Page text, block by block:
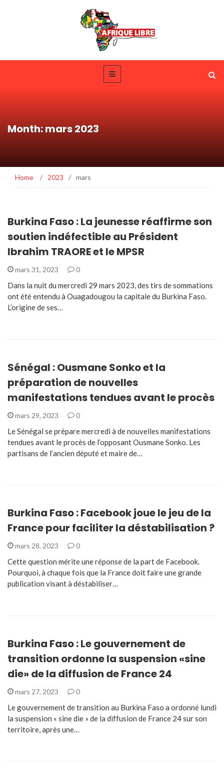
Month: mars 2023
Home / 2023 / mars
Burkina Faso : La jeunesse réaffirme son
soutien indéfectible au Président
Ibrahim TRAORE et le MPSR
mars 31, 2023 0
Dans la nuit du mercredi 29 mars 2023, des tirs de sommations
ont été entendu à Ouagadougou la capitale du Burkina Faso.
L’origine de ses…
Sénégal : Ousmane Sonko et la
préparation de nouvelles
manifestations tendues avant le procès
mars 29, 2023 0
Le Sénégal se prépare mercredi à de nouvelles manifestations
tendues avant le procès de l’opposant Ousmane Sonko. Les
partisans de l’ancien député et maire de…
Burkina Faso : Facebook joue le jeu de la
France pour faciliter la déstabilisation ?
mars 28, 2023 0
Cette question mérite une réponse de la part de Facebook.
Pourquoi, à chaque fois que la France doit faire une grande
publication visant à déstabiliser…
Burkina Faso : Le gouvernement de
transition ordonne la suspension «sine
die» de la diffusion de France 24
mars 27, 2023 0
Le gouvernement de transition au Burkina Faso a ordonné lundi
la suspension « sine die » de la diffusion de France 24 sur son
territoire, après une…